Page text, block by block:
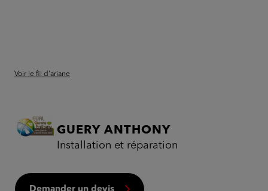
Voir le fil d'ariane
GUERY ANTHONY
Installation et réparation
Demander un devis